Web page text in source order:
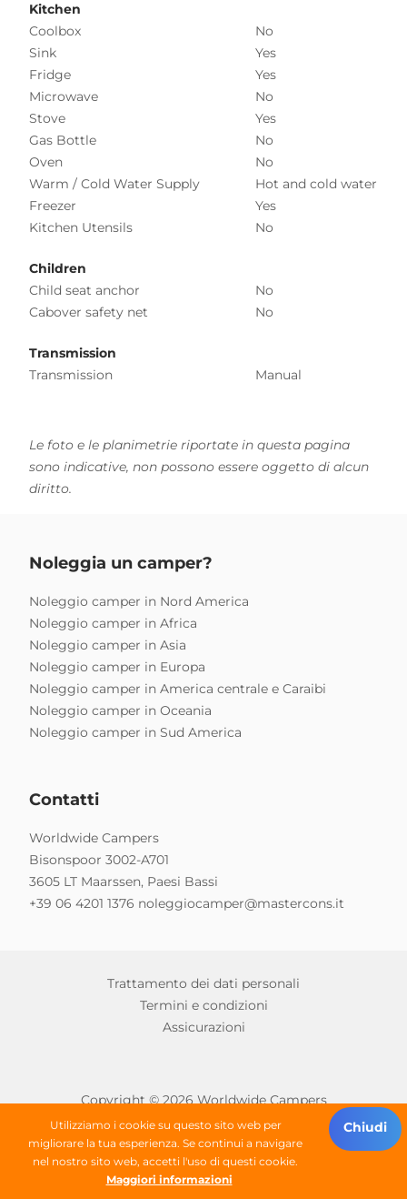
Kitchen
Coolbox
No
Sink
Yes
Fridge
Yes
Microwave
No
Stove
Yes
Gas Bottle
No
Oven
No
Warm / Cold Water Supply
Hot and cold water
Freezer
Yes
Kitchen Utensils
No
Children
Child seat anchor
No
Cabover safety net
No
Transmission
Transmission
Manual
Le foto e le planimetrie riportate in questa pagina
sono indicative, non possono essere oggetto di alcun
diritto.
Utilizziamo i cookie su questo sito web per
migliorare la tua esperienza. Se continui a navigare
nel nostro sito web, accetti l'uso di questi cookie.
Maggiori informazioni
Chiudi
Noleggia un camper?
Noleggio camper in Nord America
Noleggio camper in Africa
Noleggio camper in Asia
Noleggio camper in Europa
Noleggio camper in America centrale e Caraibi
Noleggio camper in Oceania
Noleggio camper in Sud America
Contatti
Worldwide Campers
Bisonspoor 3002-A701
3605 LT Maarssen, Paesi Bassi
+39 06 4201 1376 noleggiocamper@mastercons.it
Trattamento dei dati personali
Termini e condizioni
Assicurazioni
Copyright © 2026 Worldwide Campers
Alle rechten onder voorbehoud
Trova un camper